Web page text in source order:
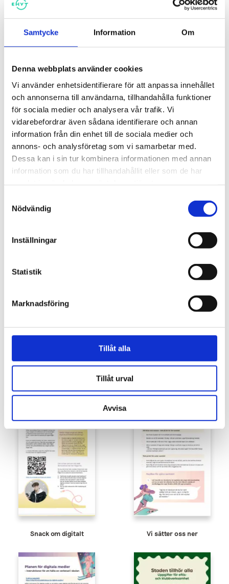
Samtycke Information Om
Denna webbplats använder cookies
Vi använder enhetsidentifierare för att anpassa innehållet
och annonserna till användarna, tillhandahålla funktioner
för sociala medier och analysera vår trafik. Vi
vidarebefordrar även sådana identifierare och annan
information från din enhet till de sociala medier och
annons- och analysföretag som vi samarbetar med.
Dessa kan i sin tur kombinera informationen med annan
information som du har tillhandahållit eller som de har
Nödvändig
Inställningar
Statistik
Marknadsföring
Tillåt alla
Tillåt urval
Avvisa
Rusmedelsfostran för andra
lågstadieskolor
Bueno kontrollbana om alkohol
Förbudsskyltar mot användning av
Förbudsklistermärken mot
Snack om digitalt Vi sätter oss ner